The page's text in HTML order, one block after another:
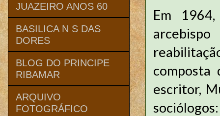
Em
composta
escritor,
JUAZEIRO ANOS 60
BASILICA N S DAS
DORES
BLOG DO PRINCIPE
RIBAMAR
ARQUIVO
FOTOGRÁFICO